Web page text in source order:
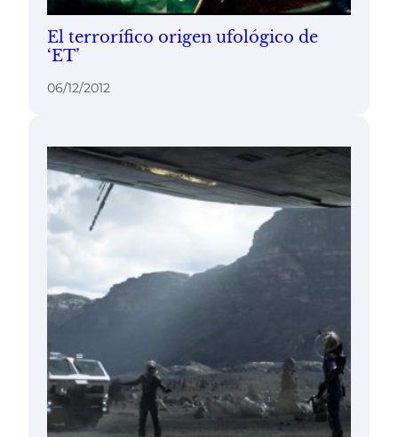
El terrorífico origen ufológico de
‘ET’
06/12/2012